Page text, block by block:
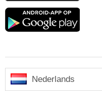
Google
Nederlands